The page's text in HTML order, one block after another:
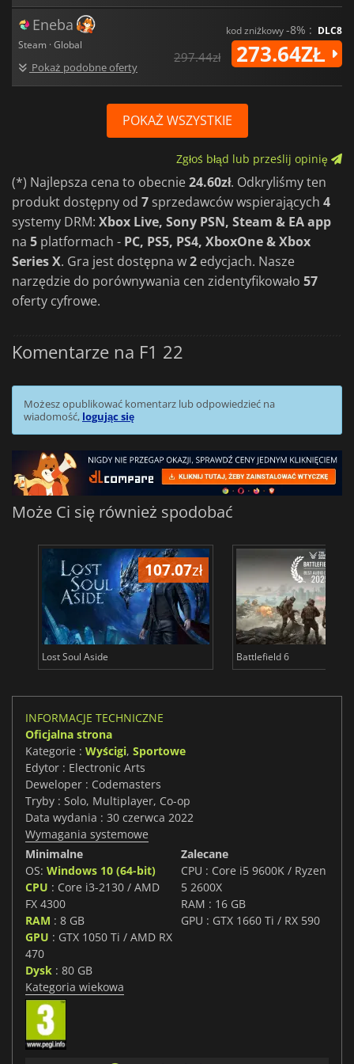
Eneba
Steam · Global
Pokaż podobne oferty
kod zniżkowy-8% : DLC8
297.44zł 273.64ZŁ
POKAŻ WSZYSTKIE
Zgłoś błąd lub prześlij opinię
(*) Najlepsza cena to obecnie24.60zł. Odkryliśmy ten
produkt dostępny od 7 sprzedawców wspierających 4
systemy DRM: Xbox Live, Sony PSN, Steam & EA app
na 5 platformach - PC, PS5, PS4, XboxOne & Xbox
Series X. Gra jest dostępna w2 edycjach. Nasze
narzędzie do porównywania cen zidentyfikowało 57
oferty cyfrowe.
Komentarze na F1 22
Możesz opublikować komentarz lub odpowiedzieć na
wiadomość, logując się
Może Ci się również spodobać
107.07zł
Lost Soul Aside Battlefield 6
INFORMACJE TECHNICZNE
Oficjalna strona
Kategorie : Wyścigi, Sportowe
Edytor : Electronic Arts
Deweloper : Codemasters
Tryby : Solo, Multiplayer, Co-op
Data wydania : 30 czerwca 2022
Wymagania systemowe
Minimalne
OS: Windows 10 (64-bit)
CPU : Core i3-2130 / AMD
FX 4300
RAM : 8 GB
GPU : GTX 1050 Ti / AMD RX
470
Dysk : 80 GB
Zalecane
CPU : Core i5 9600K / Ryzen
5 2600X
RAM : 16 GB
GPU : GTX 1660 Ti / RX 590
Kategoria wiekowa